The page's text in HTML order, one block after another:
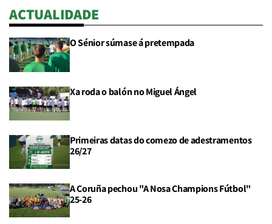
ACTUALIDADE
O Sénior súmase á pretempada
Xa roda o balón no Miguel Ángel
Primeiras datas do comezo de adestramentos
26/27
A Coruña pechou "A Nosa Champions Fútbol"
25-26